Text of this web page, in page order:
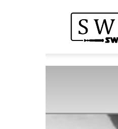
Wars
Miniatures
Portál